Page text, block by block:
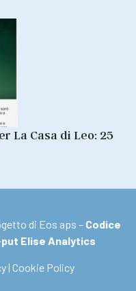
La Casa di Leo: 25
di Eos aps – Codice
Elise Analytics
| Cookie Policy